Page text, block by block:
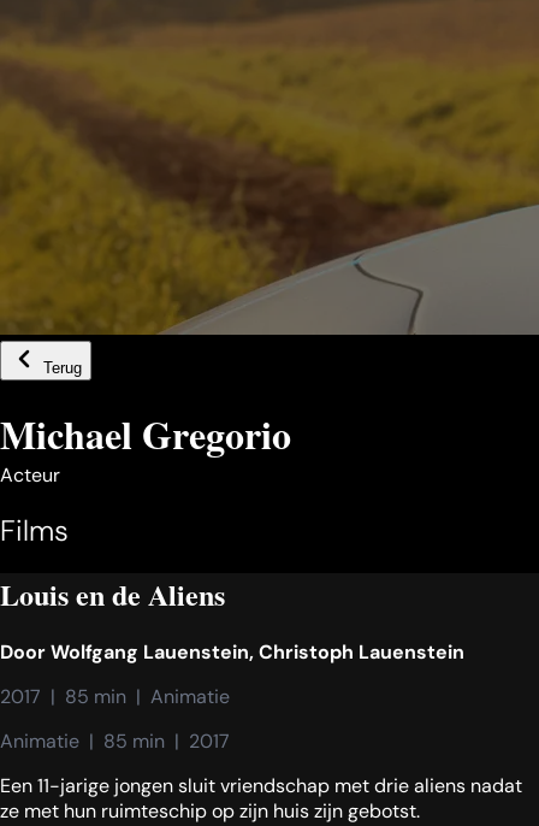
Terug
Michael Gregorio
Acteur
Films
Louis en de Aliens
DoorWolfgang Lauenstein,Christoph Lauenstein
2017  |  85 min  |  Animatie
Animatie  |  85 min  |  2017
Een 11-jarige jongen sluit vriendschap met drie aliens nadat
ze met hun ruimteschip op zijn huis zijn gebotst.